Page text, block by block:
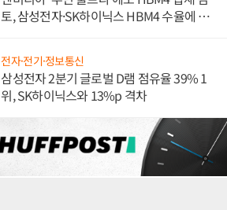
토, 삼성전자·SK하이닉스 HBM4 수율에 주
전자·전기·정보통신
삼성전자 2분기 글로벌 D램 점유율 39% 1
위, SK하이닉스와 13%p 격차